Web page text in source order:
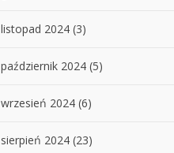
listopad 2024 (3)
październik 2024 (5)
wrzesień 2024 (6)
sierpień 2024 (23)